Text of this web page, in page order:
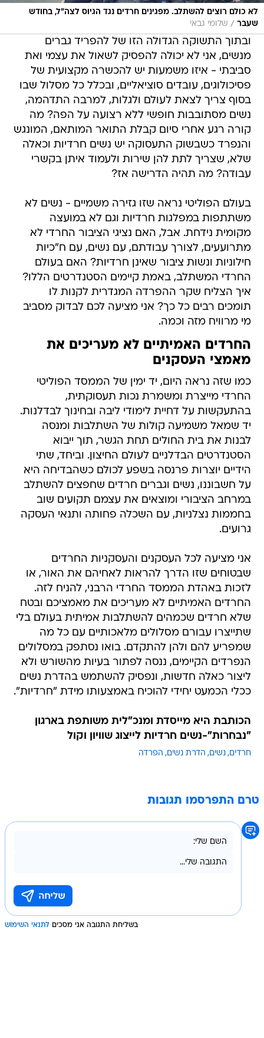
לא כולם רוצים להשתלב. מפגינים חרדים נגד הגיוס לצה"ל, בחודש
שעבר / שלומי גבאי
ובתוך התשוקה הגדולה הזו של להפריד גברים
מנשים, אני לא יכולה להפסיק לשאול את עצמי ואת
סביבתי - איזו משמעות יש להכשרה מקצועית של
פסיכולוגים, עובדים סוציאליים, ובכלל כל מסלול שבו
בסוף צריך לצאת לעולם ולגלות, למרבה התדהמה,
נשים מסתובבות חופשי ללא רצועה על הפה? מה
קורה רגע אחרי סיום קבלת התואר המותאם, המונגש
והנפרד כשבשוק התעסוקה יש נשים חרדיות וכאלה
שלא, שצריך לתת להן שירות ולעמוד איתן בקשרי
עבודה? מה תהיה הדרישה אז?
בעולם הפוליטי נראה שזו גזירה משמיים - נשים לא
משתתפות במפלגות חרדיות וגם לא במועצה
מקומית נידחת. אבל, האם נציגי הציבור החרדי לא
מתרועעים, לצורך עבודתם, עם נשים, עם ח"כיות
חילוניות ונשות ציבור שאינן חרדיות? האם בעולם
החרדי המשתלב, באמת קיימים הסטנדרטים הללו?
איך הצליח שקר ההפרדה המגדרית לקנות לו
תומכים רבים כל כך? אני מציעה לכם לבדוק מסביב
מי מרוויח מזה וכמה.
החרדים האמיתיים לא מעריכים את
מאמצי העסקנים
כמו שזה נראה היום, יד ימין של הממסד הפוליטי
החרדי מייצרת ומשמרת נכות תעסוקתית,
בהתעקשות על דחיית לימודי ליבה ובחינוך לבדלנות.
יד שמאל משמיעה קולות של השתלבות ומנסה
לבנות את בית החולים תחת הגשר, תוך ייבוא
הסטנדרטים הבדלניים לעולם החיצון. וביחד, שתי
הידיים יוצרות פרנסה בשפע לכולם כשהבדיחה היא
על חשבוננו, נשים וגברים חרדים שחפצים להשתלב
במרחב הציבורי ומוצאים את עצמם תקועים שוב
בחממות נצלניות, עם השכלה פחותה ותנאי העסקה
גרועים.
אני מציעה לכל העסקנים והעסקניות החרדים
שבטוחים שזו הדרך להראות לאחיהם את האור, או
לזכות באהדת הממסד החרדי הרבני, להניח לזה.
החרדים האמיתיים לא מעריכים את מאמציכם ובטח
שלא חרדים שכמהים להשתלבות אמיתית בעולם בלי
שתייצרו עבורם מסלולים מלאכותיים עם כל מה
שמפריע להם ולהן להתקדם. בואו נסתפק במסלולים
הנפרדים הקיימים, ננסה לפתור בעיות מהשורש ולא
ליצור כאלה חדשות, ונפסיק להשתמש בהדרת נשים
ככלי הכמעט יחידי להוכיח באמצעותו מידת "חרדיות".
הכותבת היא מייסדת ומנכ"לית משותפת בארגון
"נבחרות"-נשים חרדיות לייצוג שוויון וקול
חרדים נשים הדרת נשים הפרדה
טרם התפרסמו תגובות
בשליחת התגובה אני מסכים לתנאי השימוש